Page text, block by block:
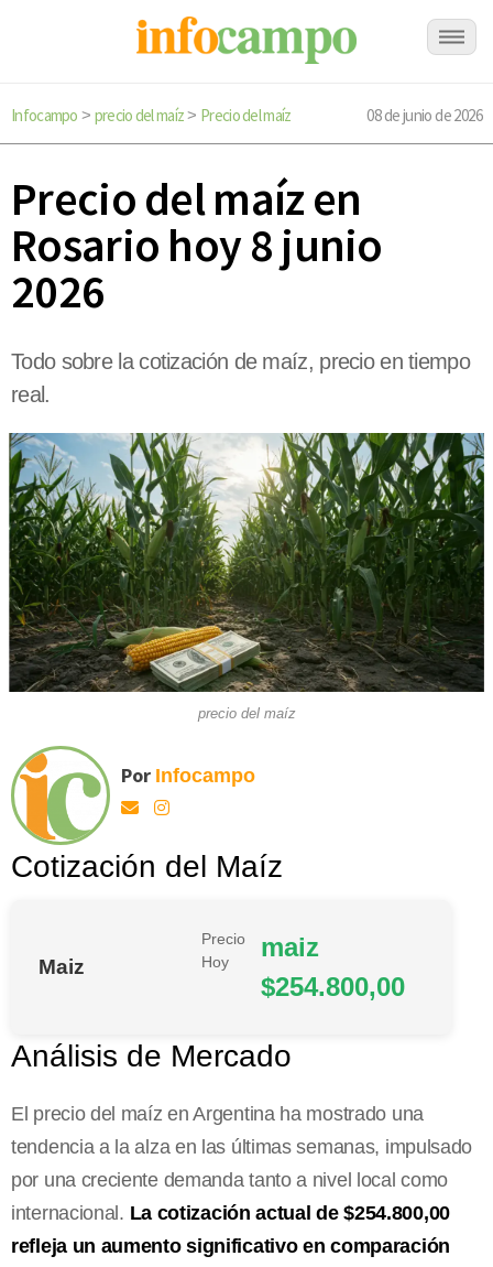
Infocampo > precio del maíz> Precio del maíz 08 de junio de 2026
Precio del maíz en
Rosario hoy 8 junio
2026
Todo sobre la cotización de maíz, precio en tiempo
real.
precio del maíz
Por Infocampo
Cotización del Maíz
Maiz
Precio
Hoy
maiz
$254.800,00
Análisis de Mercado
El precio del maíz en Argentina ha mostrado una
tendencia a la alza en las últimas semanas, impulsado
por una creciente demanda tanto a nivel local como
internacional. La cotización actual de $254.800,00
refleja un aumento significativo en comparación